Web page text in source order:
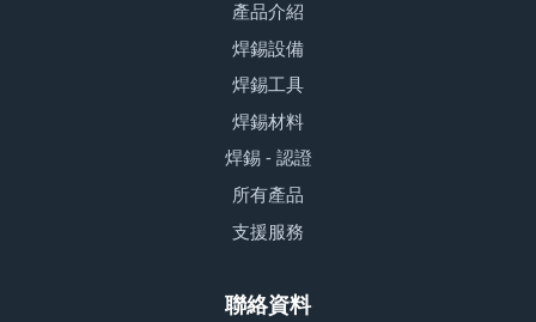
產品介紹
焊錫設備
焊錫工具
焊錫材料
焊錫 - 認證
所有產品
支援服務
聯絡資料